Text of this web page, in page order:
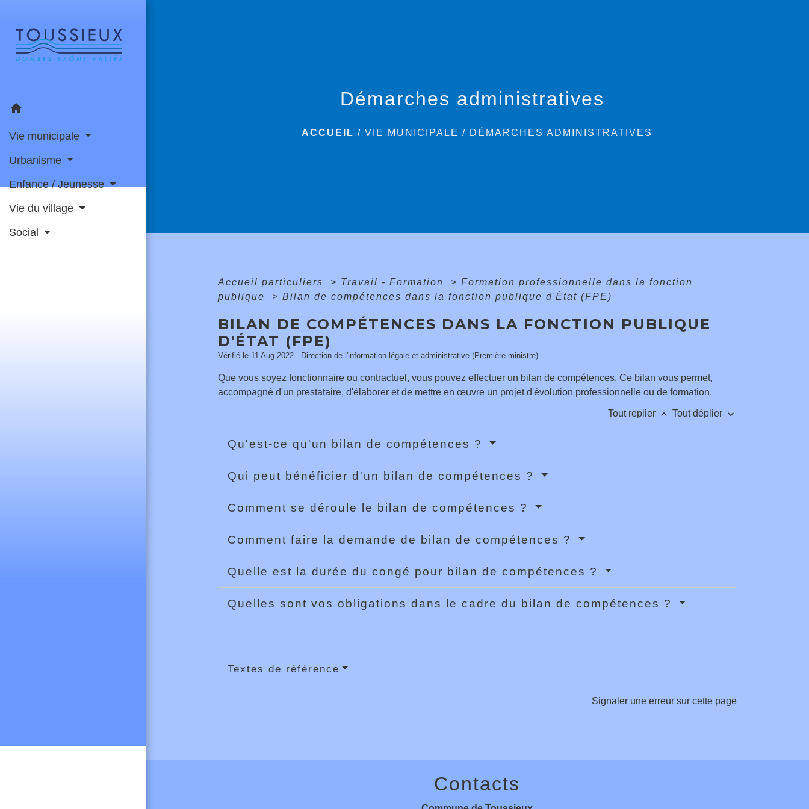
home
Vie municipale
Urbanisme
Enfance / Jeunesse
Vie du village
Social
Démarches administratives
ACCUEIL /VIE MUNICIPALE / DÉMARCHES ADMINISTRATIVES
Accueil particuliers > Travail - Formation > Formation professionnelle dans la fonction
publique
> Bilan de compétences dans la fonction publique d'État (FPE)
BILAN DE COMPÉTENCES DANS LA FONCTION PUBLIQUE
D'ÉTAT (FPE)
Vérifié le 11 Aug 2022 - Direction de l'information légale et administrative (Première ministre)
Que vous soyez fonctionnaire ou contractuel, vous pouvez effectuer un bilan de compétences. Ce bilan vous permet,
accompagné d'un prestataire, d'élaborer et de mettre en œuvre un projet d'évolution professionnelle ou de formation.
Tout replier keyboard_arrow_up Tout déplier keyboard_arrow_down
Qu'est-ce qu'un bilan de compétences ?
Qui peut bénéficier d'un bilan de compétences ?
Comment se déroule le bilan de compétences ?
Comment faire la demande de bilan de compétences ?
Quelle est la durée du congé pour bilan de compétences ?
Quelles sont vos obligations dans le cadre du bilan de compétences ?
Textes de référence
Signaler une erreur sur cette page
Contacts